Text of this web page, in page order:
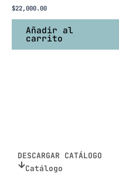
DESCARGAR CATÁLOGO
Catálogo
$22,000.00
Añadir al
carrito